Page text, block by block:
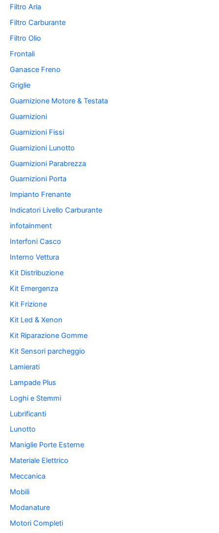
Filtro Aria
Filtro Carburante
Filtro Olio
Frontali
Ganasce Freno
Griglie
Guarnizione Motore & Testata
Guarnizioni
Guarnizioni Fissi
Guarnizioni Lunotto
Guarnizioni Parabrezza
Guarnizioni Porta
Impianto Frenante
Indicatori Livello Carburante
infotainment
Interfoni Casco
Interno Vettura
Kit Distribuzione
Kit Emergenza
Kit Frizione
Kit Led & Xenon
Kit Riparazione Gomme
Kit Sensori parcheggio
Lamierati
Lampade Plus
Loghi e Stemmi
Lubrificanti
Lunotto
Maniglie Porte Esterne
Materiale Elettrico
Meccanica
Mobili
Modanature
Motori Completi